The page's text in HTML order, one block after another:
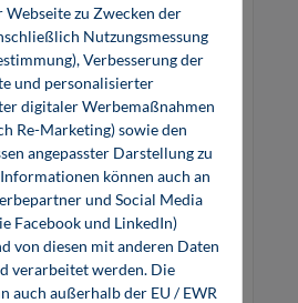
Planung durch die
Webseite zu Zwecken der
Nutzungsmessung
Verbesserung der
und personalisierter
digitaler Werbemaßnahmen
Re-Marketing) sowie den
angepasster Darstellung zu
können auch an
und Social Media
Facebook und LinkedIn)
von diesen mit anderen Daten
verarbeitet werden. Die
auch außerhalb der EU / EWR